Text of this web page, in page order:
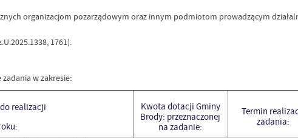
organizacjom pozarządowym oraz innym podmiotom prowadzącym
1761).
w zakresie:
realizacji
Kwota dotacji Gminy
Brody: przeznaczonej
na zadanie:
Termin
zadania: